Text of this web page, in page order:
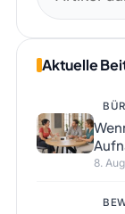
nach:
Aktuelle
8.